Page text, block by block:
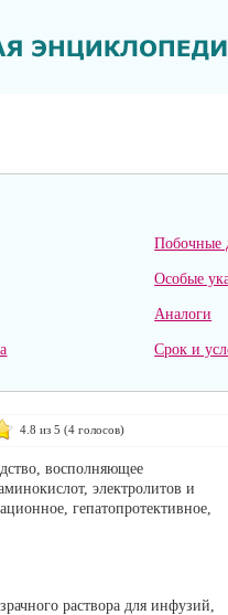
Побочные
Особые
Аналоги
Срок и
4.8 из 5 (4 голосов)
восполняющее
электролитов и
гепатопротективное,
раствора для инфузий,